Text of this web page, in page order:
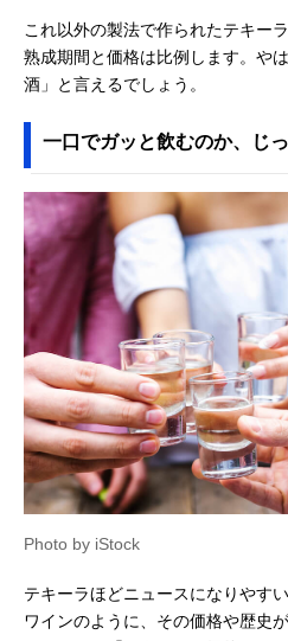
これ以外の製法で作られたテキー
熟成期間と価格は比例します。や
酒」と言えるでしょう。
一口でガッと飲むのか、じ
Photo by iStock
テキーラほどニュースになりやす
ワインのように、その価格や歴史